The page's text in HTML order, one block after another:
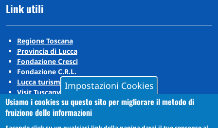
Link utili
Regione Toscana
Provincia di Lucca
Fondazione Cresci
Fondazione C.R.L.
Lucca turismo
Visit Tuscany
Puccini Lands
Social media
Impostazioni Cookies
Usiamo i cookies su questo sito per migliorare il metodo di
fruizione delle informazioni